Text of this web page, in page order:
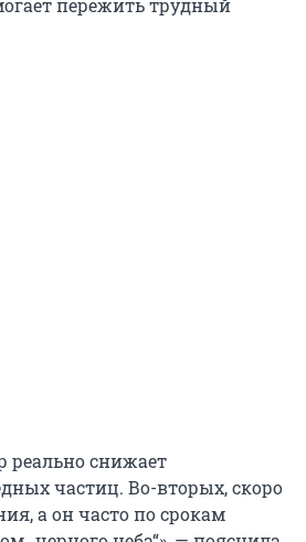
пережить трудный
реально снижает
частиц. Во-вторых, скоро
а он часто по срокам